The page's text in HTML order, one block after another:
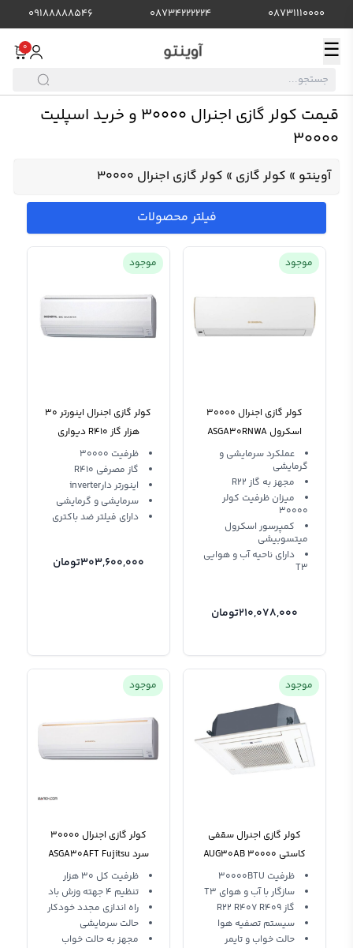
08731110000
08734222224
09188888546
☰
0
قیمت کولر گازی اجنرال ۳۰۰۰۰ و خرید اسپلیت
30000
آوینتو » کولر گازی » کولر گازی اجنرال ۳۰۰۰۰
فیلتر محصولات
موجود
کولر گازی اجنرال 30000
اسکرول ASGA30RNWA
R22 T3
عملکرد سرمایشی و
گرمایشی
مجهز به گاز R22
میزان ظرفیت کولر
30000
کمپرسور اسکرول
میتسوبیشی
دارای ناحیه آب و هوایی
T3
210,078,000تومان
موجود
کولر گازی اجنرال اینورتر 30
هزار گاز R410 دیواری
Ogeneral ASGS30LFCA
ظرفیت 30000
گاز مصرفی R410
اینورتر دارinverter
سرمایشی و گرمایشی
دارای فیلتر ضد باکتری
303,600,000تومان
موجود
کولر گازی اجنرال سقفی
کاستی 30000 AUG30AB
Ogenral T3ظرفیت 30000BTU
سازگار با آب و هوای T3
گاز R22 R407 R409
سیستم تصفیه هوا
حالت خواب و تایمر
موجود
کولر گازی اجنرال 30000
سرد ASGA30AFT Fujitsu
General Split
ظرفیت کل 30 هزار
تنظیم 4 جهته وزش باد
راه اندازی مجدد خودکار
حالت سرمایشی
مجهز به حالت خواب